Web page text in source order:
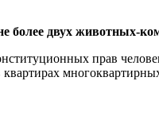
более двух животных-
прав